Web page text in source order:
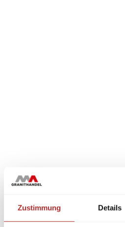
Zustimmung Details